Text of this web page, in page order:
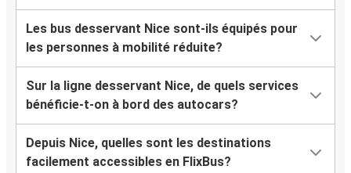
Tarbes
Nice
Aix-les-Bains
Nice
Nice
Aix-les-Bains
Les bus desservant Nice sont-ils équipés pour
les personnes à mobilité réduite?
Sur la ligne desservant Nice, de quels services
bénéficie-t-on à bord des autocars?
Depuis Nice, quelles sont les destinations
facilement accessibles en FlixBus?